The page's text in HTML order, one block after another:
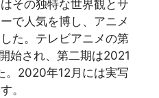
その独特な世界観とサ
で人気を博し、アニメ
た。テレビアニメの第
始され、第二期は2021
。2020年12月には実写
。